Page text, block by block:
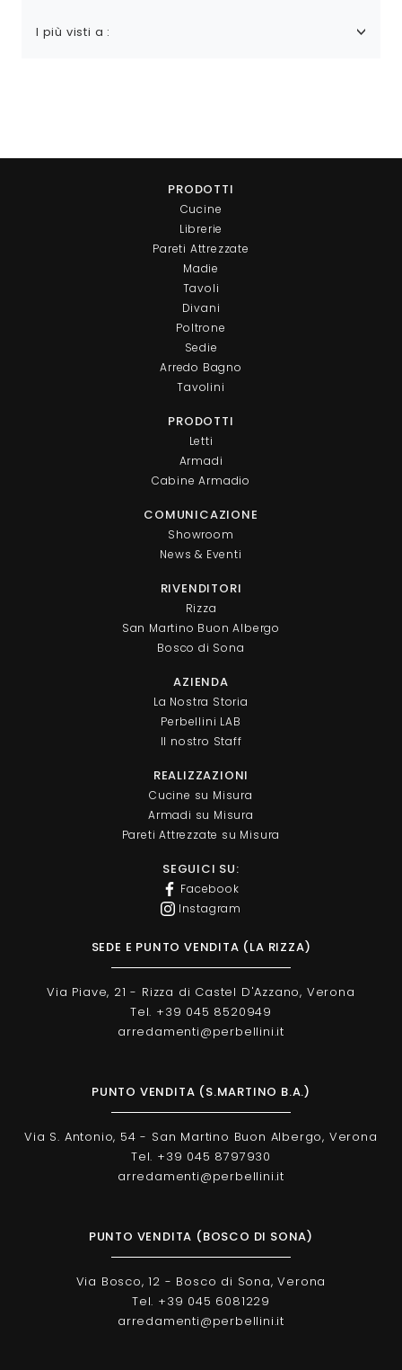
I più visti a :
PRODOTTI
Cucine
Librerie
Pareti Attrezzate
Madie
Tavoli
Divani
Poltrone
Sedie
Arredo Bagno
Tavolini
PRODOTTI
Letti
Armadi
Cabine Armadio
COMUNICAZIONE
Showroom
News & Eventi
RIVENDITORI
Rizza
San Martino Buon Albergo
Bosco di Sona
AZIENDA
La Nostra Storia
Perbellini LAB
Il nostro Staff
REALIZZAZIONI
Cucine su Misura
Armadi su Misura
Pareti Attrezzate su Misura
SEGUICI SU:
Facebook
Instagram
SEDE E PUNTO VENDITA (LA RIZZA)
Via Piave, 21 - Rizza di Castel D'Azzano, Verona
Tel. +39 045 8520949
arredamenti@perbellini.it
PUNTO VENDITA (S.MARTINO B.A.)
Via S. Antonio, 54 - San Martino Buon Albergo, Verona
Tel. +39 045 8797930
arredamenti@perbellini.it
PUNTO VENDITA (BOSCO DI SONA)
Via Bosco, 12 - Bosco di Sona, Verona
Tel. +39 045 6081229
arredamenti@perbellini.it